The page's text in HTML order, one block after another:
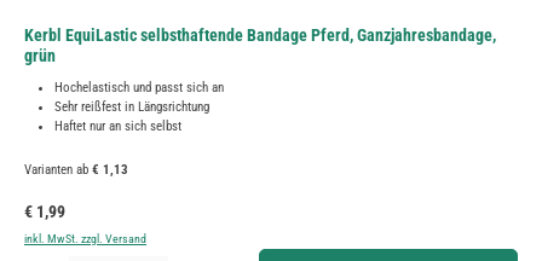
Kerbl EquiLastic selbsthaftende Bandage Pferd, Ganzjahresbandage,
grün
Hochelastisch und passt sich an
Sehr reißfest in Längsrichtung
Haftet nur an sich selbst
Varianten ab € 1,13
Regulärer Preis:
€ 1,99
inkl. MwSt. zzgl. Versand
Produkt Anzahl: Gib den gewünschten Wert ein oder benutze die Schaltflächen um die Anzahl zu